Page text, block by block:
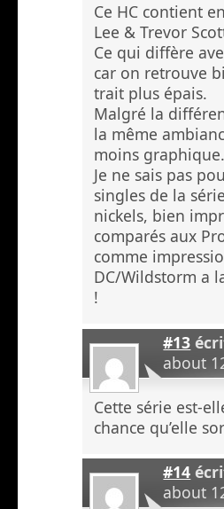
Ce HC contient
Lee & Trevor
Ce qui diffère
car on retrouve
trait plus épais.
Malgré la
la même
moins graphique.
Je ne sais pas
singles de la
nickels, bien
comparés aux
comme
DC/Wildstorm a
!
#13
about
Cette série est-
chance qu’elle
#14
about